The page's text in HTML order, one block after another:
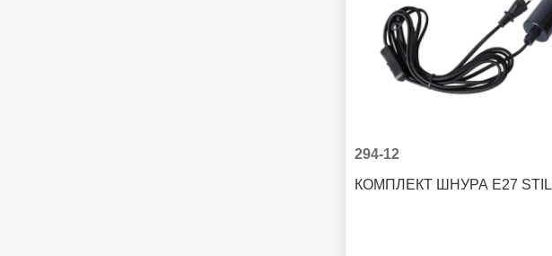
294-12
КОМПЛЕКТ ШНУРА E27 STIL